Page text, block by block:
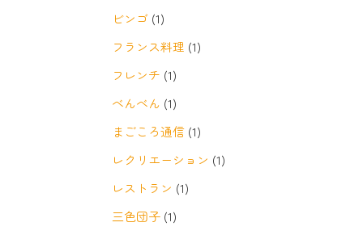
ビンゴ (1)
フランス料理 (1)
フレンチ (1)
べんべん (1)
まごころ通信 (1)
レクリエーション (1)
レストラン (1)
三色団子 (1)